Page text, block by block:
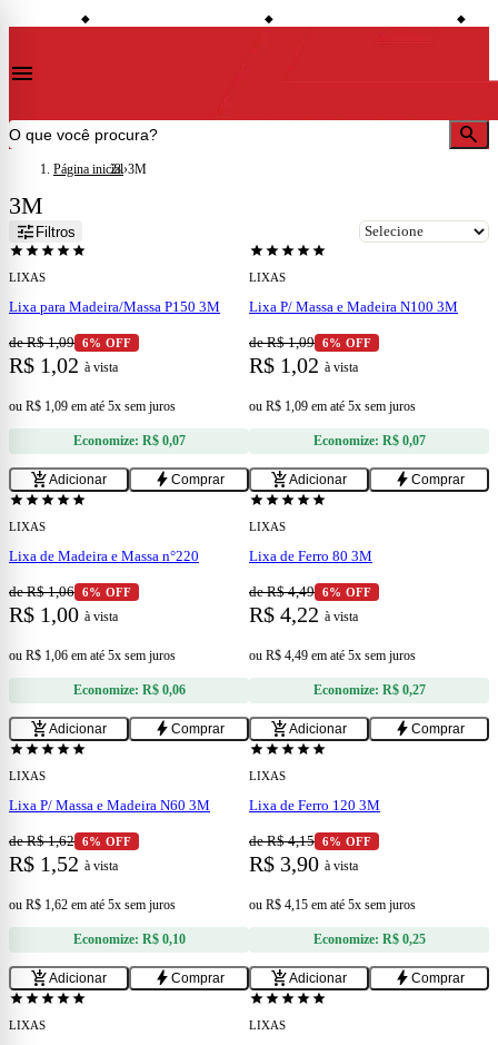
shopping_bag credit_card local_shipping
menu
search
Página inicial ›3M
3M
tune Filtros
starstarstarstarstar
LIXAS
Lixa para Madeira/Massa P150 3M
de R$ 1,09 6% OFF
R$ 1,02 à vista
ou R$ 1,09 em até 5x sem juros
Economize: R$ 0,07
add_shopping_cartAdicionar bolt Comprar
starstarstarstarstar
LIXAS
Lixa P/ Massa e Madeira N100 3M
de R$ 1,09 6% OFF
R$ 1,02 à vista
ou R$ 1,09 em até 5x sem juros
Economize: R$ 0,07
add_shopping_cartAdicionar bolt Comprar
add
starstarstarstarstar
LIXAS
Lixa de Madeira e Massa n°220
de R$ 1,06 6% OFF
R$ 1,00 à vista
ou R$ 1,06 em até 5x sem juros
Economize: R$ 0,06
add_shopping_cartAdicionar bolt Comprar
add
starstarstarstarstar
LIXAS
Lixa de Ferro 80 3M
de R$ 4,49 6% OFF
R$ 4,22 à vista
ou R$ 4,49 em até 5x sem juros
Economize: R$ 0,27
add_shopping_cartAdicionar bolt Comprar
add
starstarstarstarstar
LIXAS
Lixa P/ Massa e Madeira N60 3M
de R$ 1,62 6% OFF
R$ 1,52 à vista
ou R$ 1,62 em até 5x sem juros
Economize: R$ 0,10
add_shopping_cartAdicionar bolt Comprar
add
starstarstarstarstar
LIXAS
Lixa de Ferro 120 3M
de R$ 4,15 6% OFF
R$ 3,90 à vista
ou R$ 4,15 em até 5x sem juros
Economize: R$ 0,25
add_shopping_cartAdicionar bolt Comprar
add
starstarstarstarstar
LIXAS
add
starstarstarstarstar
LIXAS